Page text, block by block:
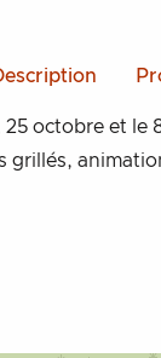
25 octobre et
grillés,